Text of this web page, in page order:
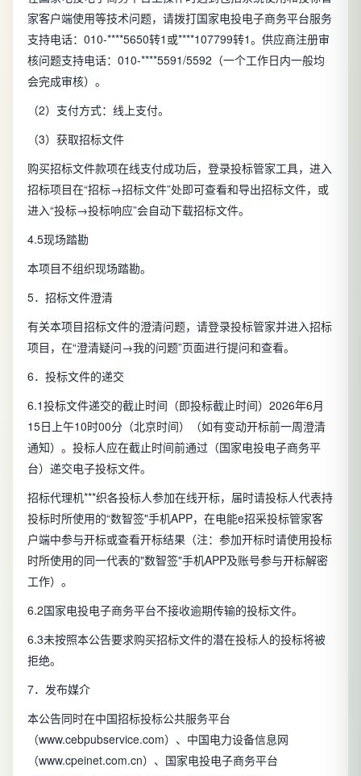
家客户端使用等技术问题，请拨打国家电投电子商务平台服务
支持电话：010-****5650转1或****107799转1。供应商注册审
核问题支持电话：010-****5591/5592（一个工作日内一般均
会完成审核）。
（2）支付方式：线上支付。
（3）获取招标文件
购买招标文件款项在线支付成功后，登录投标管家工具，进入
招标项目在“招标→招标文件”处即可查看和导出招标文件，或
进入“投标→投标响应”会自动下载招标文件。
4.5现场踏勘
本项目不组织现场踏勘。
5．招标文件澄清
有关本项目招标文件的澄清问题，请登录投标管家并进入招标
项目，在“澄清疑问→我的问题”页面进行提问和查看。
6．投标文件的递交
6.1投标文件递交的截止时间（即投标截止时间）2026年6月
15日上午10时00分（北京时间）（如有变动开标前一周澄清
通知）。投标人应在截止时间前通过（国家电投电子商务平
台）递交电子投标文件。
招标代理机***织各投标人参加在线开标，届时请投标人代表持
投标时所使用的“数智签"手机APP，在电能e招采投标管家客
户端中参与开标或查看开标结果（注：参加开标时请使用投标
时所使用的同一代表的"数智签"手机APP及账号参与开标解密
工作）。
6.2国家电投电子商务平台不接收逾期传输的投标文件。
6.3未按照本公告要求购买招标文件的潜在投标人的投标将被
拒绝。
7．发布媒介
本公告同时在中国招标投标公共服务平台
（www.cebpubservice.com）、中国电力设备信息网
（www.cpeinet.com.cn）、国家电投电子商务平台